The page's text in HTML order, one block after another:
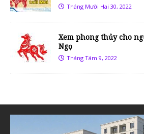
Tháng Mười Hai 30, 2022
Xem phong thủy cho
Ngọ
Tháng Tám 9, 2022